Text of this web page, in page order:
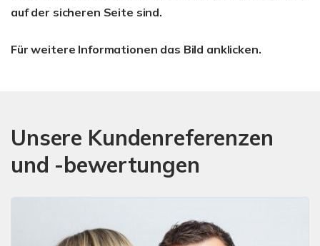
auf der sicheren Seite sind.
Für weitere Informationen das Bild anklicken.
Unsere Kundenreferenzen
und -bewertungen